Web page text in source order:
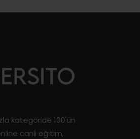
kategoride 100'ün
canlı eğitim,